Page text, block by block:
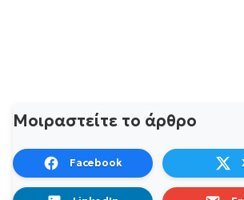
Μοιραστείτε το άρθρο
Facebook